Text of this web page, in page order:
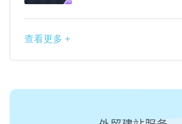
查看更多 +